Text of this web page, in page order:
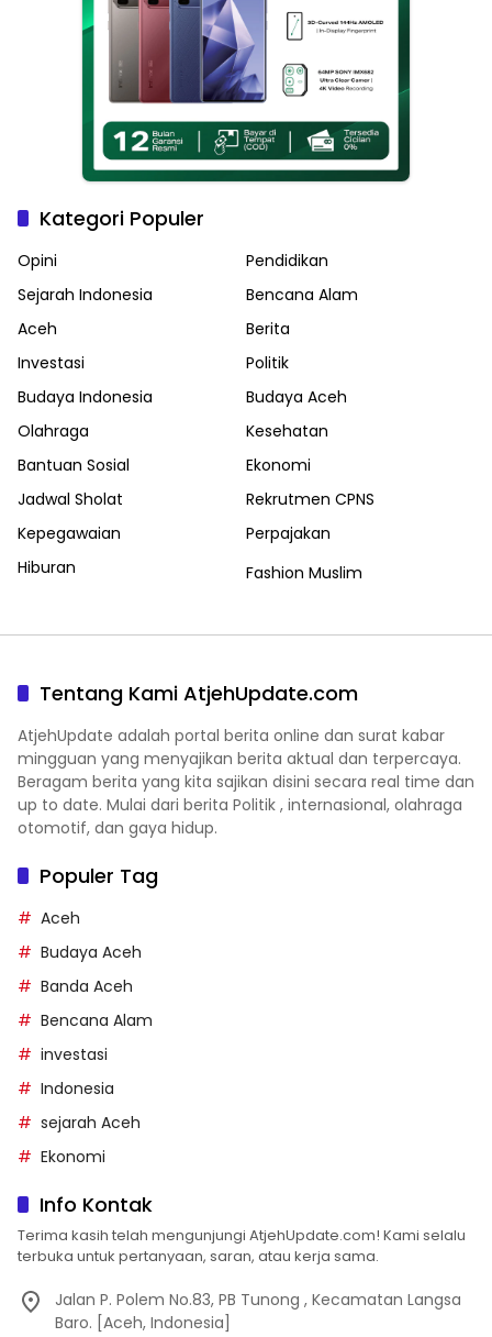
Kategori Populer
Opini
Pendidikan
Sejarah Indonesia
Bencana Alam
Aceh
Berita
Investasi
Politik
Budaya Indonesia
Budaya Aceh
Olahraga
Kesehatan
Bantuan Sosial
Ekonomi
Jadwal Sholat
Rekrutmen CPNS
Kepegawaian
Perpajakan
Hiburan
Fashion Muslim
Tentang Kami AtjehUpdate.com
AtjehUpdate adalah portal berita online dan surat kabar
mingguan yang menyajikan berita aktual dan terpercaya.
Beragam berita yang kita sajikan disini secara real time dan
up to date. Mulai dari berita Politik , internasional, olahraga
otomotif, dan gaya hidup.
Populer Tag
Aceh
Budaya Aceh
Banda Aceh
Bencana Alam
investasi
Indonesia
sejarah Aceh
Ekonomi
Info Kontak
Terima kasih telah mengunjungi AtjehUpdate.com! Kami selalu
terbuka untuk pertanyaan, saran, atau kerja sama.
Jalan P. Polem No.83, PB Tunong , Kecamatan Langsa
Baro. [Aceh, Indonesia]